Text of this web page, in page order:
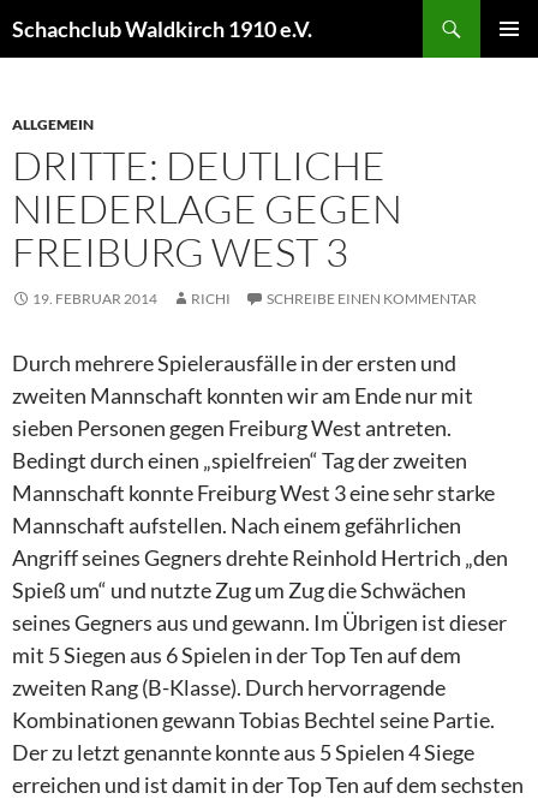
Schachclub Waldkirch 1910 e.V.
ALLGEMEIN
DRITTE: DEUTLICHE
NIEDERLAGE GEGEN
FREIBURG WEST 3
19. FEBRUAR 2014 RICHI SCHREIBE EINEN KOMMENTAR
Durch mehrere Spielerausfälle in der ersten und
zweiten Mannschaft konnten wir am Ende nur mit
sieben Personen gegen Freiburg West antreten.
Bedingt durch einen „spielfreien“ Tag der zweiten
Mannschaft konnte Freiburg West 3 eine sehr starke
Mannschaft aufstellen. Nach einem gefährlichen
Angriff seines Gegners drehte Reinhold Hertrich „den
Spieß um“ und nutzte Zug um Zug die Schwächen
seines Gegners aus und gewann. Im Übrigen ist dieser
mit 5 Siegen aus 6 Spielen in der Top Ten auf dem
zweiten Rang (B-Klasse). Durch hervorragende
Kombinationen gewann Tobias Bechtel seine Partie.
Der zu letzt genannte konnte aus 5 Spielen 4 Siege
erreichen und ist damit in der Top Ten auf dem sechsten